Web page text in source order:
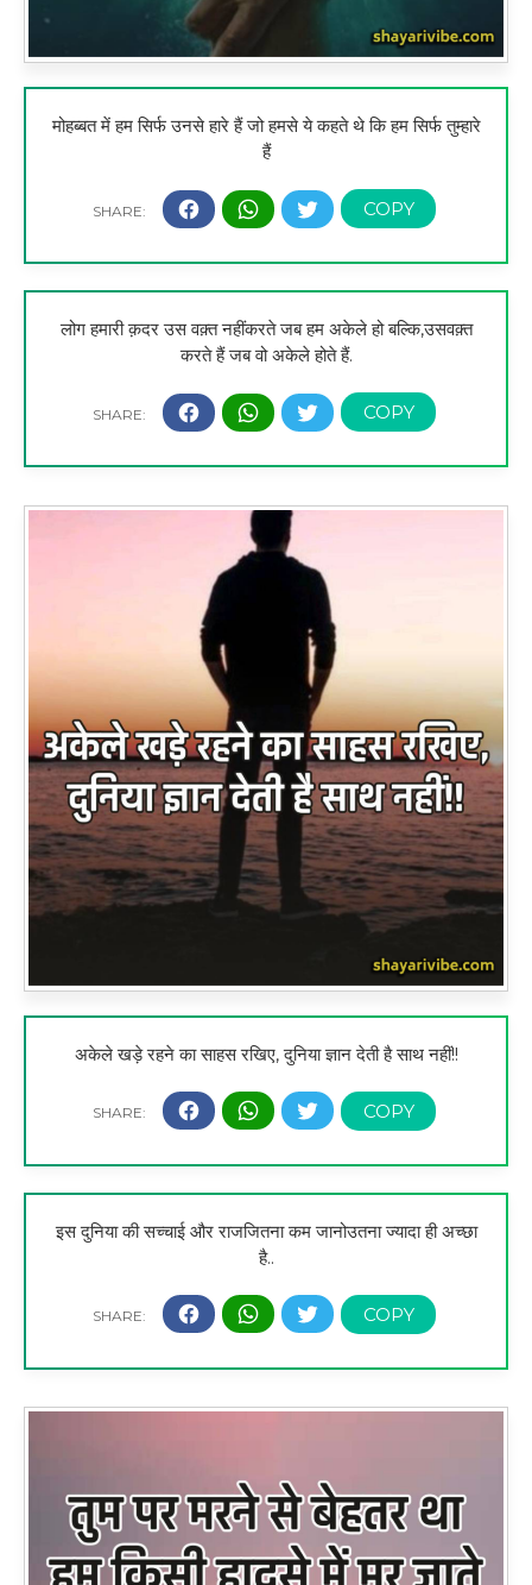
मोहब्बत में हम सिर्फ उनसे हारे हैं जो हमसे ये कहते थे कि हम सिर्फ तुम्हारे
हैं
लोग हमारी क़दर उस वक़्त नहींकरते जब हम अकेले हो बल्कि,उसवक़्त
करते हैं जब वो अकेले होते हैं.
अकेले खड़े रहने का साहस रखिए, दुनिया ज्ञान देती है साथ नहीं!!
इस दुनिया की सच्चाई और राजजितना कम जानोउतना ज्यादा ही अच्छा
है..